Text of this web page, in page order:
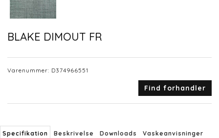
BLAKE DIMOUT FR
Varenummer: D374966551
Find forhandler
Specifikation Beskrivelse Downloads Vaskeanvisninger